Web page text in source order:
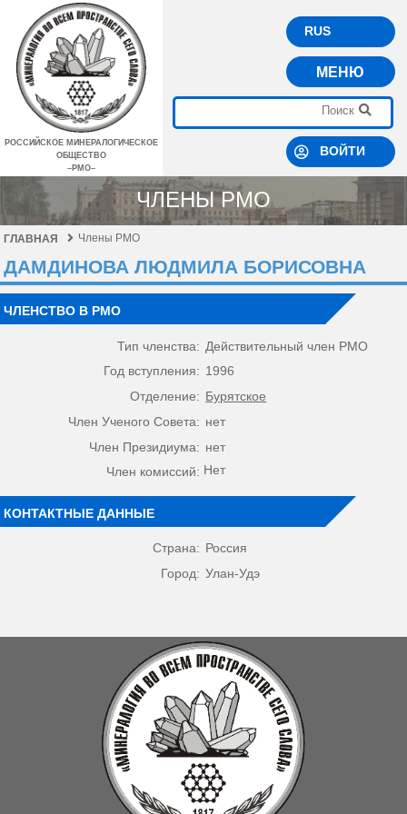
РОССИЙСКОЕ МИНЕРАЛОГИЧЕСКОЕ
ОБЩЕСТВО
–РМО–
RUS
МЕНЮ
ВОЙТИ
ЧЛЕНЫ РМО
ГЛАВНАЯ Члены РМО
ДАМДИНОВА ЛЮДМИЛА БОРИСОВНА
ЧЛЕНСТВО В РМО
Тип членства: Действительный член РМО
Год вступления: 1996
Отделение: Бурятское
Член Ученого Совета: нет
Член Президиума: нет
Член комиссий: Нет
КОНТАКТНЫЕ ДАННЫЕ
Страна: Россия
Город: Улан-Удэ